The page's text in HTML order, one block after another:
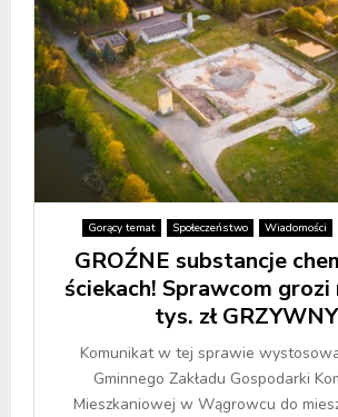
Gorący temat Społeczeństwo Wiadomości
GROŹNE substancje
ściekach! Sprawcom
tys. zł
Komunikat w tej sprawie
Gminnego Zakładu Gospodarki
Mieszkaniowej w Wągrowcu do